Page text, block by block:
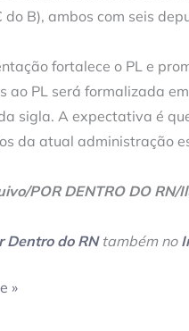
do B), ambos com seis
fortalece o PL e
ao PL será formalizada
sigla. A expectativa é
da atual administração
POR DENTRO DO RN/
Dentro do RNtambém no
»